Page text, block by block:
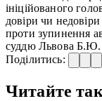
ініційованого
довіри чи
проти зупинення
суддю Львова Б.Ю.
Поділитись:
Читайте